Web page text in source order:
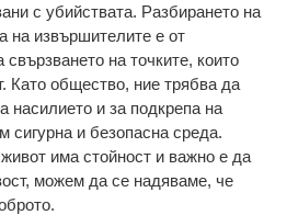
с убийствата. Разбирането на
на извършителите е от
на точките, които
Като общество, ние трябва да
насилието и за подкрепа на
сигурна и безопасна среда.
има стойност и важно е да
можем да се надяваме, че